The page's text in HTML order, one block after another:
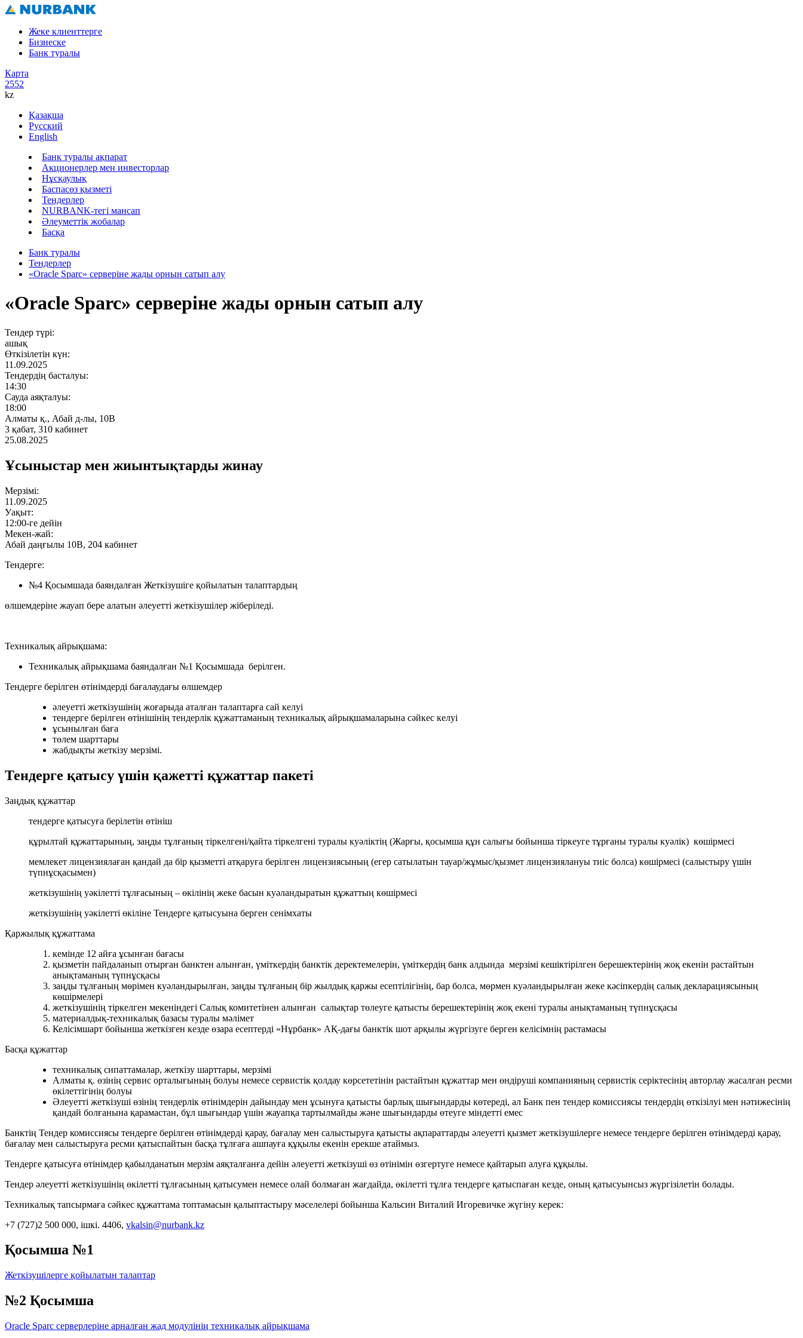
Жеке клиенттерге
Бизнеске
Банк туралы
Карта
2552
kz
Қазақша
Русский
English
Банк туралы ақпарат
Акционерлер мен инвесторлар
Нұсқаулық
Баспасөз қызметі
Тендерлер
NURBANK-тегі мансап
Әлеуметтік жобалар
Басқа
Банк туралы
Тендерлер
«Oracle Sparc» серверіне жады орнын сатып алу
«Oracle Sparc» серверіне жады орнын сатып алу
Тендер түрі:
ашық
Өткізілетін күн:
11.09.2025
Тендердің басталуы:
14:30
Сауда аяқталуы:
18:00
Алматы қ., Абай д-лы, 10В
3 қабат, 310 кабинет
25.08.2025
Ұсыныстар мен жиынтықтарды жинау
Мерзімі:
11.09.2025
Уақыт:
12:00-ге дейін
Мекен-жай:
Абай даңғылы 10В, 204 кабинет
Тендерге:
№4 Қосымшада баяндалған Жеткізушіге қойылатын талаптардың
өлшемдеріне жауап бере алатын әлеуетті жеткізушілер жіберіледі.
Техникалық айрықшама:
Техникалық айрықшама баяндалған №1 Қосымшада берілген.
Тендерге берілген өтінімдерді бағалаудағы өлшемдер
әлеуетті жеткізушінің жоғарыда аталған талаптарға сай келуі
тендерге берілген өтінішінің тендерлік құжаттаманың техникалық айрықшамаларына сәйкес келуі
ұсынылған баға
төлем шарттары
жабдықты жеткізу мерзімі.
Тендерге қатысу үшін қажетті құжаттар пакеті
Заңдық құжаттар
тендерге қатысуға берілетін өтініш
құрылтай құжаттарының, заңды тұлғаның тіркелгені/қайта тіркелгені туралы куәліктің (Жарғы, қосымша құн салығы бойынша тіркеуге тұрғаны туралы куәлік) көшірмесі
мемлекет лицензиялаған қандай да бір қызметті атқаруға берілген лицензиясының (егер сатылатын тауар/жұмыс/қызмет лицензиялануы тиіс болса) көшірмесі (салыстыру үшін
түпнұсқасымен)
жеткізушінің уәкілетті тұлғасының – өкілінің жеке басын куәландыратын құжаттың көшірмесі
жеткізушінің уәкілетті өкіліне Тендерге қатысуына берген сенімхаты
Қаржылық құжаттама
кемінде 12 айға ұсынған бағасы
қызметін пайдаланып отырған банктен алынған, үміткердің банктік деректемелерін, үміткердің банк алдында мерзімі кешіктірілген берешектерінің жоқ екенін растайтын
анықтаманың түпнұсқасы
заңды тұлғаның мөрімен куәландырылған, заңды тұлғаның бір жылдық қаржы есептілігінің, бар болса, мөрмен куәландырылған жеке кәсіпкердің салық декларациясының
көшірмелері
жеткізушінің тіркелген мекеніндегі Салық комитетінен алынған салықтар төлеуге қатысты берешектерінің жоқ екені туралы анықтаманың түпнұсқасы
материалдық-техникалық базасы туралы мәлімет
Келісімшарт бойынша жеткізген кезде өзара есептерді «Нұрбанк» АҚ-дағы банктік шот арқылы жүргізуге берген келісімнің растамасы
Басқа құжаттар
техникалық сипаттамалар, жеткізу шарттары, мерзімі
Алматы қ. өзінің сервис орталығының болуы немесе сервистік қолдау көрсететінін растайтын құжаттар мен өндіруші компанияның сервистік серіктесінің авторлау жасалған ресми
өкілеттігінің болуы
Әлеуетті жеткізуші өзінің тендерлік өтінімдерін дайындау мен ұсынуға қатысты барлық шығындарды көтереді, ал Банк пен тендер комиссиясы тендердің өткізілуі мен нәтижесінің
қандай болғанына қарамастан, бұл шығындар үшін жауапқа тартылмайды және шығындарды өтеуге міндетті емес
Банктің Тендер комиссиясы тендерге берілген өтінімдерді қарау, бағалау мен салыстыруға қатысты ақпараттарды әлеуетті қызмет жеткізушілерге немесе тендерге берілген өтінімдерді қарау,
бағалау мен салыстыруға ресми қатыспайтын басқа тұлғаға ашпауға құқылы екенін ерекше атаймыз.
Тендерге қатысуға өтінімдер қабылданатын мерзім аяқталғанға дейін әлеуетті жеткізуші өз өтінімін өзгертуге немесе қайтарып алуға құқылы.
Тендер әлеуетті жеткізушінің өкілетті тұлғасының қатысумен немесе олай болмаған жағдайда, өкілетті тұлға тендерге қатыспаған кезде, оның қатысуынсыз жүргізілетін болады.
Техникалық тапсырмаға сәйкес құжаттама топтамасын қалыптастыру мәселелері бойынша Кальсин Виталий Игоревичке жүгіну керек:
+7 (727)2 500 000, ішкі. 4406, vkalsin@nurbank.kz
Қосымша №1
Жеткізушілерге қойылатын талаптар
№2 Қосымша
Oracle Sparc серверлеріне арналған жад модулінің техникалық айрықшама